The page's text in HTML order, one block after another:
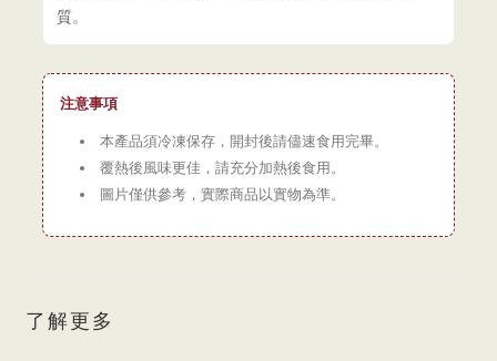
質。
注意事項
本產品須冷凍保存，開封後請儘速食用完畢。
覆熱後風味更佳，請充分加熱後食用。
圖片僅供參考，實際商品以實物為準。
了解更多